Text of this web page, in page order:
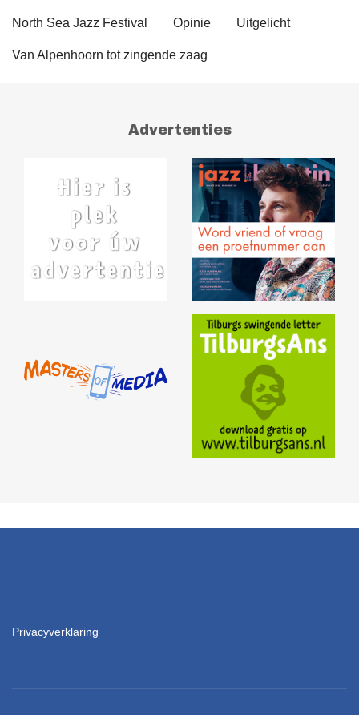
North Sea Jazz Festival Opinie Uitgelicht
Van Alpenhoorn tot zingende zaag
Advertenties
Privacyverklaring